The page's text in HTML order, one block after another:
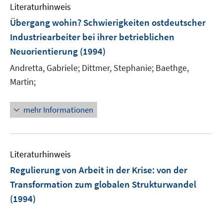
m
F
n
s
t
e
ö
n
e
n
Literaturhinweis
Übergang wohin? Schwierigkeiten ostdeutscher
Industriearbeiter bei ihrer betrieblichen
Neuorientierung (1994)
Andretta, Gabriele; Dittmer, Stephanie; Baethge,
Martin;
mehr Informationen
Literaturhinweis
Regulierung von Arbeit in der Krise: von der
Transformation zum globalen Strukturwandel
(1994)